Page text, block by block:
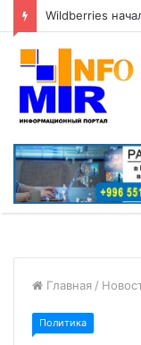
Главная /
Политика